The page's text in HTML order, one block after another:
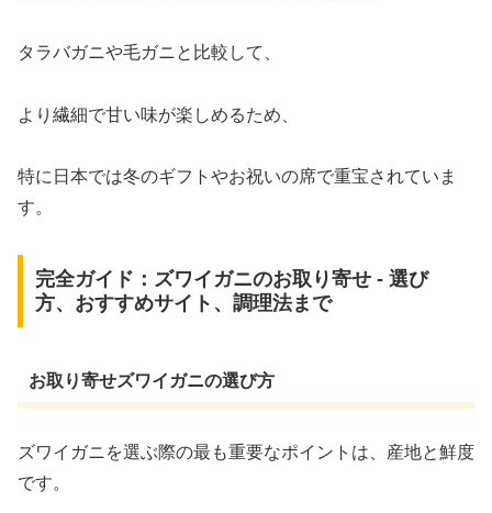
タラバガニや毛ガニと比較して、
より繊細で甘い味が楽しめるため、
特に日本では冬のギフトやお祝いの席で重宝されていま
す。
完全ガイド：ズワイガニのお取り寄せ - 選び
方、おすすめサイト、調理法まで
お取り寄せズワイガニの選び方
ズワイガニを選ぶ際の最も重要なポイントは、産地と鮮度
です。